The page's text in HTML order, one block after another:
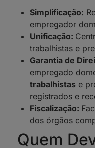
Simplificação:
empregador
Unificação:
trabalhistas e
Garantia de
empregado
trabalhistas e
registrados e
Fiscalização:
dos órgãos
Quem